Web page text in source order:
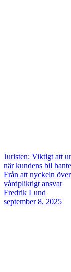
Juristen: Viktigt att
när kundens bil
Från att nyckeln
vårdpliktigt ansvar
Fredrik Lund
september 8, 2025